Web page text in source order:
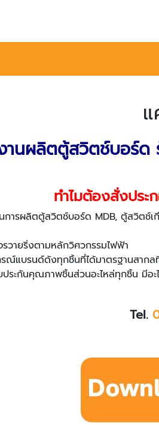
านผลิตตู้สวิตช์บอร์
ทำไมต้องสั่งประ
การผลิตตู้สวิตช์บอร์ด MDB, ตู้สวิตช์
วายริ่งตามหลักวิศวกรรมไฟฟ้า
ณ์แบรนด์ดังทุกชิ้นที่ได้มาตรฐานสากล
ระกันคุณภาพชิ้นส่วนอะไหล่ทุกชิ้น มีอ
Tel.